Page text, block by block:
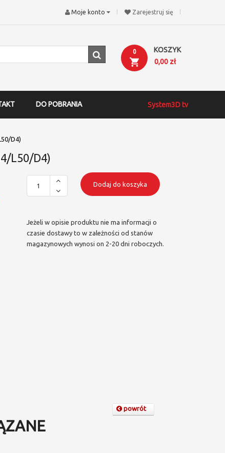
Zarejestruj się
Moje konto
KOSZYK
0
0,00 zł
DO POBRANIA System3D tv
D4)
L50/D4)
Dodaj do koszyka
Jeżeli w opisie produktu nie ma informacji o
czasie dostawy to w zależności od stanów
magazynowych wynosi on 2-20 dni roboczych.
powrót